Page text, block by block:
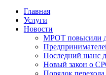
Главная
Услуги
Новости
МРОТ повысили
Последний шанс
Новый закон о
Порядок